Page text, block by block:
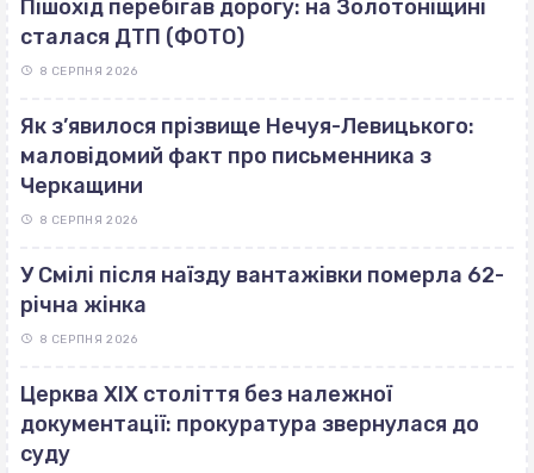
Пішохід перебігав дорогу: на Золотоніщині
сталася ДТП (ФОТО)
8 СЕРПНЯ 2026
Як з’явилося прізвище Нечуя-Левицького:
маловідомий факт про письменника з
Черкащини
8 СЕРПНЯ 2026
У Смілі після наїзду вантажівки померла 62-
річна жінка
8 СЕРПНЯ 2026
Церква ХІХ століття без належної
документації: прокуратура звернулася до
суду